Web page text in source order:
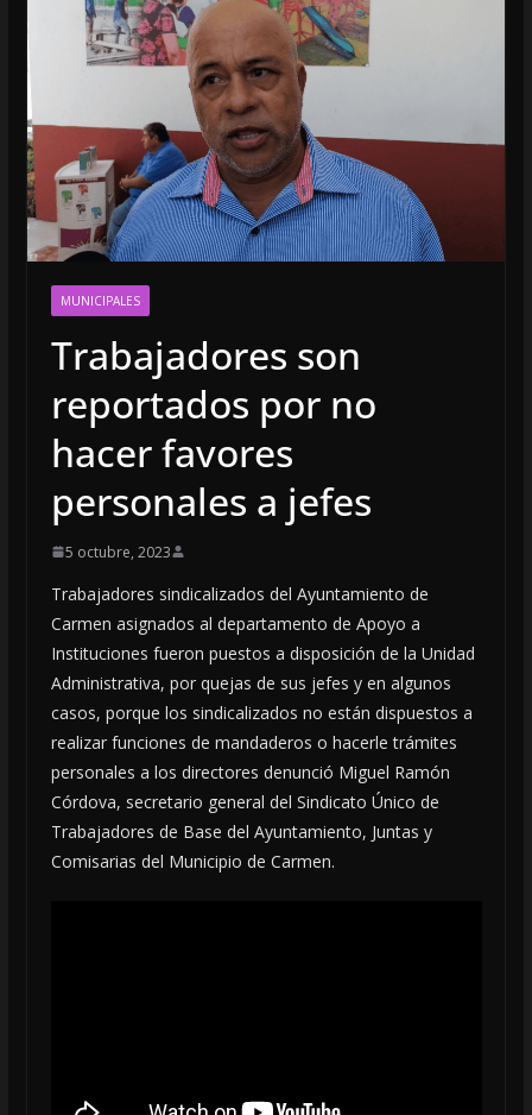
MUNICIPALES
Trabajadores son
reportados por no
hacer favores
personales a jefes
5 octubre, 2023
Trabajadores sindicalizados del Ayuntamiento de
Carmen asignados al departamento de Apoyo a
Instituciones fueron puestos a disposición de la Unidad
Administrativa, por quejas de sus jefes y en algunos
casos, porque los sindicalizados no están dispuestos a
realizar funciones de mandaderos o hacerle trámites
personales a los directores denunció Miguel Ramón
Córdova, secretario general del Sindicato Único de
Trabajadores de Base del Ayuntamiento, Juntas y
Comisarias del Municipio de Carmen.